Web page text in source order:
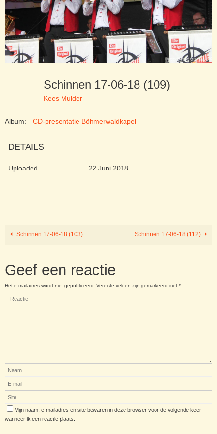
Schinnen 17-06-18 (109)
Kees Mulder
Album: CD-presentatie Böhmerwaldkapel
DETAILS
Uploaded 22 Juni 2018
Schinnen 17-06-18 (103) Schinnen 17-06-18 (112)
Geef een reactie
Het e-mailadres wordt niet gepubliceerd. Vereiste velden zijn gemarkeerd met *
Mijn naam, e-mailadres en site bewaren in deze browser voor de volgende keer
wanneer ik een reactie plaats.